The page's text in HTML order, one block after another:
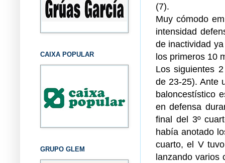
(7).
Muy cómodo
intensidad
de inactividad
los primeros 10
Los siguientes
de 23-25). Ante
baloncestístico
en defensa
final del 3º
había anotado
cuarto, el V
lanzando varios
CAIXA POPULAR
GRUPO GLEM